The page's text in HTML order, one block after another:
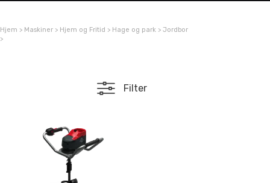
Hjem>Maskiner>Hjem og Fritid>Hage og park>Jordbor
Filter